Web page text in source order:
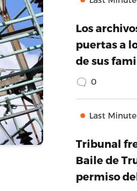
Los
puertas a
de sus
0
Last Minute
Tribunal
Baile de
permiso